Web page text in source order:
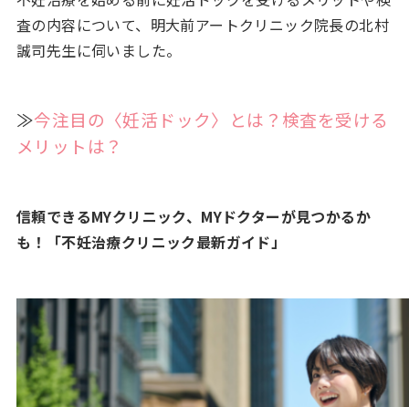
査の内容について、明大前アートクリニック院長の北村
誠司先生に伺いました。
≫今注目の〈妊活ドック〉とは？検査を受ける
メリットは？
信頼できるMYクリニック、MYドクターが見つかるか
も！「不妊治療クリニック最新ガイド」